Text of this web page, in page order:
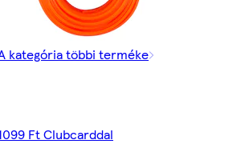
kategória többi terméke
Ft Clubcarddal